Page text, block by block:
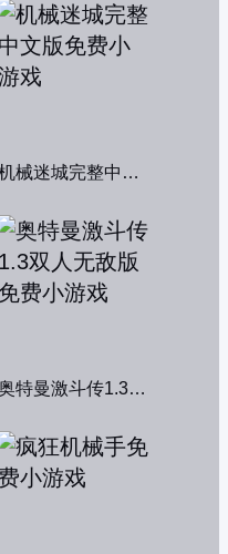
机械迷城完整中文版
奥特曼激斗传1.3双人无敌版